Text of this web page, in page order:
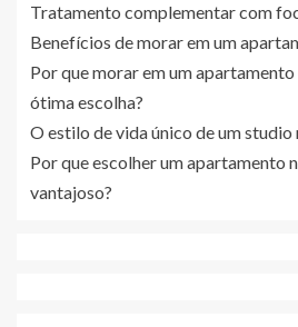
Tratamento complementar com
Benefícios de morar em um
Por que morar em um
ótima escolha?
O estilo de vida único de um
Por que escolher um apartamento
vantajoso?